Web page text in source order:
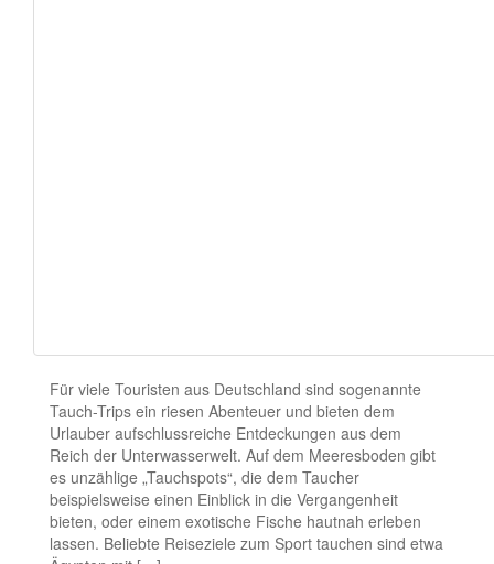
Für viele Touristen aus Deutschland sind sogenannte
Tauch-Trips ein riesen Abenteuer und bieten dem
Urlauber aufschlussreiche Entdeckungen aus dem
Reich der Unterwasserwelt. Auf dem Meeresboden gibt
es unzählige „Tauchspots“, die dem Taucher
beispielsweise einen Einblick in die Vergangenheit
bieten, oder einem exotische Fische hautnah erleben
lassen. Beliebte Reiseziele zum Sport tauchen sind etwa